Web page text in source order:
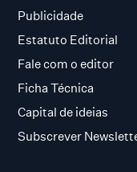
Publicidade
Estatuto Editorial
Fale com o editor
Ficha Técnica
Capital de ideias
Subscrever